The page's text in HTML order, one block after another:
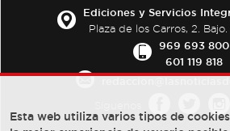
Ediciones y Servicios
Plaza de los Carros, 2. Bajo.
969 693 800
601 119 818
Esta web utiliza varios tipos de